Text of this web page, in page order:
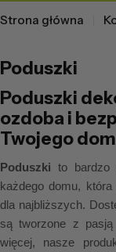
Strona główna
Poduszki
Poduszki
ozdoba i
Twojego
Poduszki to bardzo
każdego domu,
dla najbliższych.
są tworzone z
więcej, nasze